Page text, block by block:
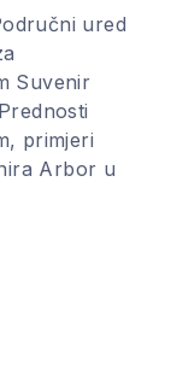
ured
Suvenir
primjeri
Arbor u